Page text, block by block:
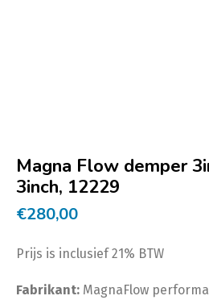
Magna Flow demper
3inch, 12229
€280,00
Prijs is inclusief 21% BTW
Fabrikant: MagnaFlow